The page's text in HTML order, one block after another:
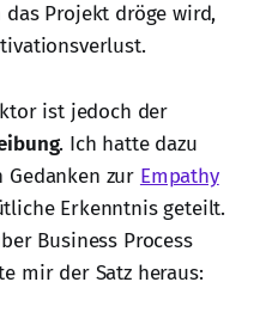
Projekt dröge wird,
ist jedoch der
. Ich hatte dazu
zur Empathy
Erkenntnis geteilt.
Business Process
mir der Satz heraus: